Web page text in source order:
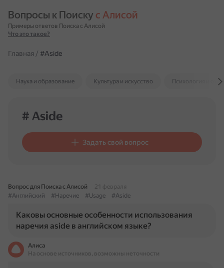
Вопросы к Поиску с Алисой
Примеры ответов Поиска с Алисой
Что это такое?
Главная / #Aside
Наука и образование Культура и искусство Психология и
# Aside
Задать свой вопрос
Вопрос для Поиска с Алисой
21 февраля
#Английский
#Наречие #Usage #Aside
Каковы основные особенности использования
наречия aside в английском языке?
Алиса
На основе источников, возможны неточности